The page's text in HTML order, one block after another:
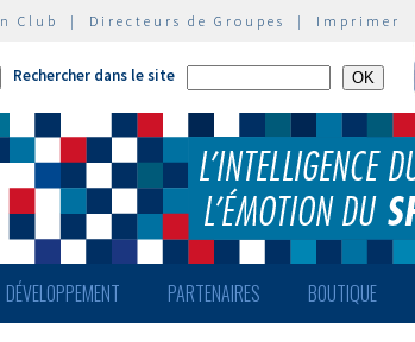
Club | Directeurs de Groupes | Imprimer
Rechercher dans le site
DÉVELOPPEMENT PARTENAIRES BOUTIQUE